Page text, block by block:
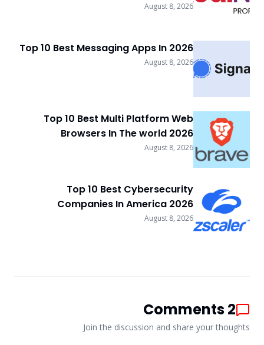
August 8, 2026
Top 10 Best Messaging Apps In 2026
August 8, 2026
Top 10 Best Multi Platform Web
Browsers In The world 2026
August 8, 2026
Top 10 Best Cybersecurity
Companies In America 2026
August 8, 2026
2
Comments
Join the discussion and share your thoughts